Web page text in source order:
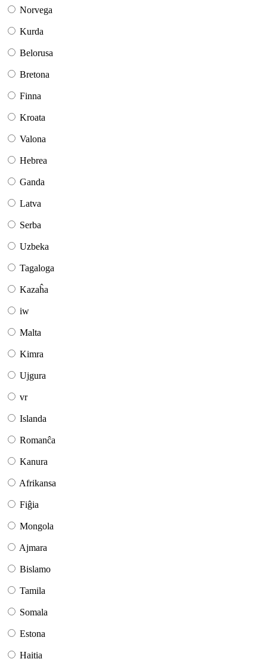
Norvega
Kurda
Belorusa
Bretona
Finna
Kroata
Valona
Hebrea
Ganda
Latva
Serba
Uzbeka
Tagaloga
Kazaĥa
iw
Malta
Kimra
Ujgura
vr
Islanda
Romanĉa
Kanura
Afrikansa
Fiĝia
Mongola
Ajmara
Bislamo
Tamila
Somala
Estona
Haitia